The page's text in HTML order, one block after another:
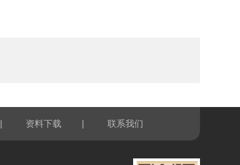
| 资料下载 | 联系我们